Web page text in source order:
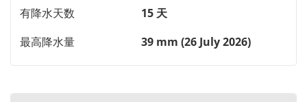
有降水天数
15 天
最高降水量
39 mm (26 July 2026)